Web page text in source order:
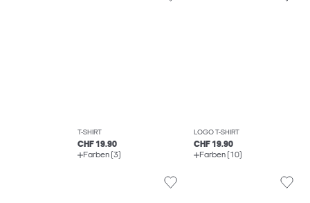
T-SHIRT
CHF 19.90
Farben (3)
LOGO T-SHIRT
CHF 19.90
Farben (10)